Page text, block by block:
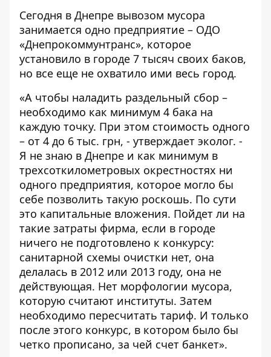
Сегодня в Днепре вывозом мусора
занимается одно предприятие – ОДО
«Днепрокоммунтранс», которое
установило в городе 7 тысяч своих баков,
но все еще не охватило ими весь город.
«А чтобы наладить раздельный сбор –
необходимо как минимум 4 бака на
каждую точку. При этом стоимость одного
– от 4 до 6 тыс. грн, - утверждает эколог. -
Я не знаю в Днепре и как минимум в
трехсоткилометровых окрестностях ни
одного предприятия, которое могло бы
себе позволить такую роскошь. По сути
это капитальные вложения. Пойдет ли на
такие затраты фирма, если в городе
ничего не подготовлено к конкурсу:
санитарной схемы очистки нет, она
делалась в 2012 или 2013 году, она не
действующая. Нет морфологии мусора,
которую считают институты. Затем
необходимо пересчитать тариф. И только
после этого конкурс, в котором было бы
четко прописано, за чей счет банкет».